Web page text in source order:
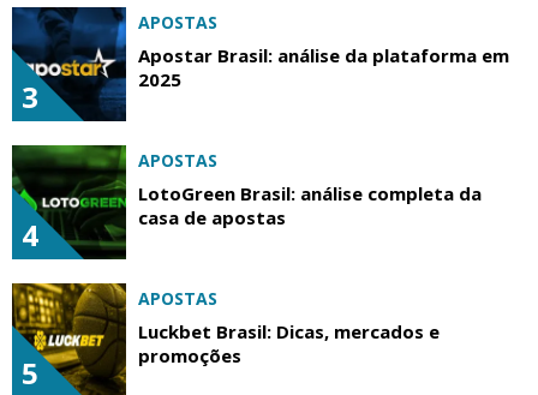
3
APOSTAS
Apostar Brasil: análise da plataforma em
2025
4
APOSTAS
LotoGreen Brasil: análise completa da
casa de apostas
5
APOSTAS
Luckbet Brasil: Dicas, mercados e
promoções